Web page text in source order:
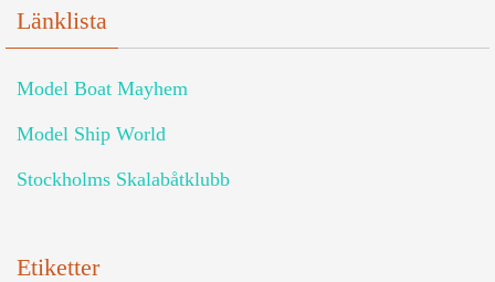
Länklista
Model Boat Mayhem
Model Ship World
Stockholms Skalabåtklubb
Etiketter